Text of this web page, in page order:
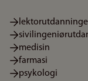
medisin
farmasi
psykologi